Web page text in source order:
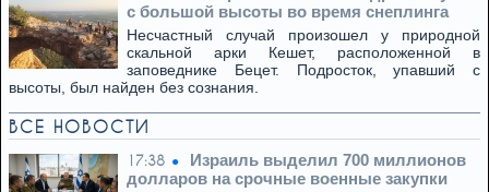
с большой высоты во время снеплинга
Несчастный случай произошел у природной
скальной арки Кешет, расположенной в
заповеднике Бецет. Подросток, упавший с
высоты, был найден без сознания.
ВСЕ НОВОСТИ
17:38
Израиль выделил 700 миллионов
долларов на срочные военные закупки